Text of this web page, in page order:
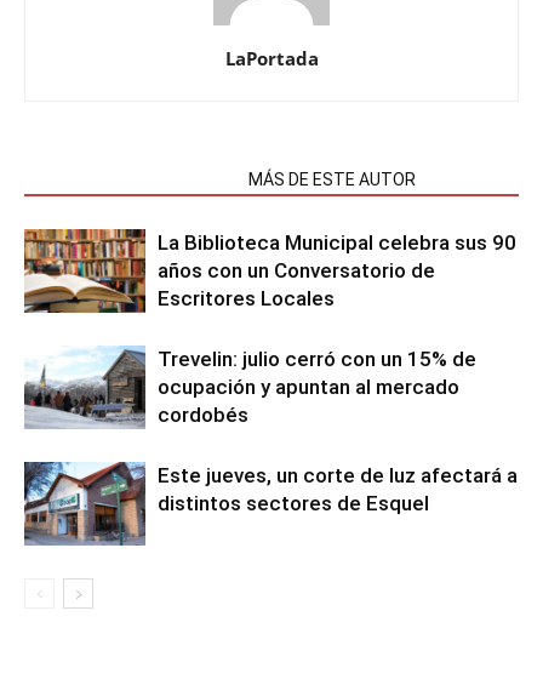
LaPortada
MÁS DE ESTE AUTOR
La Biblioteca Municipal celebra sus 90
años con un Conversatorio de
Escritores Locales
Trevelin: julio cerró con un 15% de
ocupación y apuntan al mercado
cordobés
Este jueves, un corte de luz afectará a
distintos sectores de Esquel